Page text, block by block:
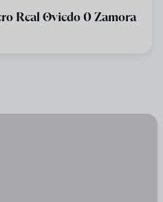
Real Oviedo 0 Zamora